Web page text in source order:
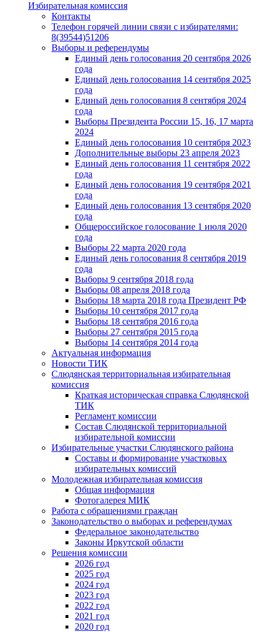
Избирательная комиссия
Контакты
Телефон горячей линии связи с избирателями:
8(39544)51206
Выборы и референдумы
Единый день голосования 20 сентября 2026
года
Единый день голосования 14 сентября 2025
года
Единый день голосования 8 сентября 2024
года
Выборы Президента России 15, 16, 17 марта
2024
Единый день голосования 10 сентября 2023
Дополнительные выборы 23 апреля 2023
Единый день голосования 11 сентября 2022
года
Единый день голосования 19 сентября 2021
года
Единый день голосования 13 сентября 2020
года
Общероссийское голосование 1 июля 2020
года
Выборы 22 марта 2020 года
Единый день голосования 8 сентября 2019
года
Выборы 9 сентября 2018 года
Выборы 08 апреля 2018 года
Выборы 18 марта 2018 года Президент РФ
Выборы 10 сентября 2017 года
Выборы 18 сентября 2016 года
Выборы 27 сентября 2015 года
Выборы 14 сентября 2014 года
Актуальная информация
Новости ТИК
Слюдянская территориальная избирательная
комиссия
Краткая историческая справка Слюдянской
ТИК
Регламент комиссии
Состав Слюдянской территориальной
избирательной комиссии
Избирательные участки Слюдянского района
Составы и формирование участковых
избирательных комиссий
Молодежная избирательная комиссия
Общая информация
Фотогалерея МИК
Работа с обращениями граждан
Законодательство о выборах и референдумах
Федеральное законодательство
Законы Иркутской области
Решения комиссии
2026 год
2025 год
2024 год
2023 год
2022 год
2021 год
2020 год